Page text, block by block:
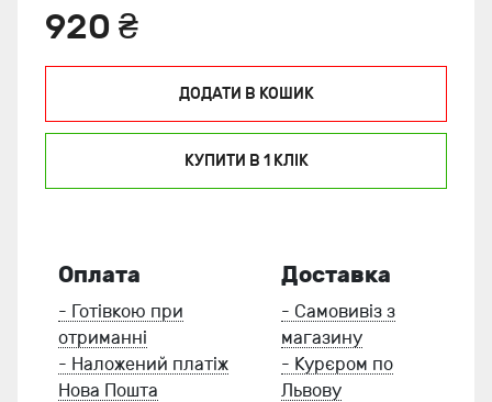
920 ₴
ДОДАТИ В КОШИК
КУПИТИ В 1 КЛIК
Оплата
- Готівкою при
отриманні
- Наложений платіж
Нова Пошта
Доставка
- Самовивіз з
магазину
- Курєром по
Львову